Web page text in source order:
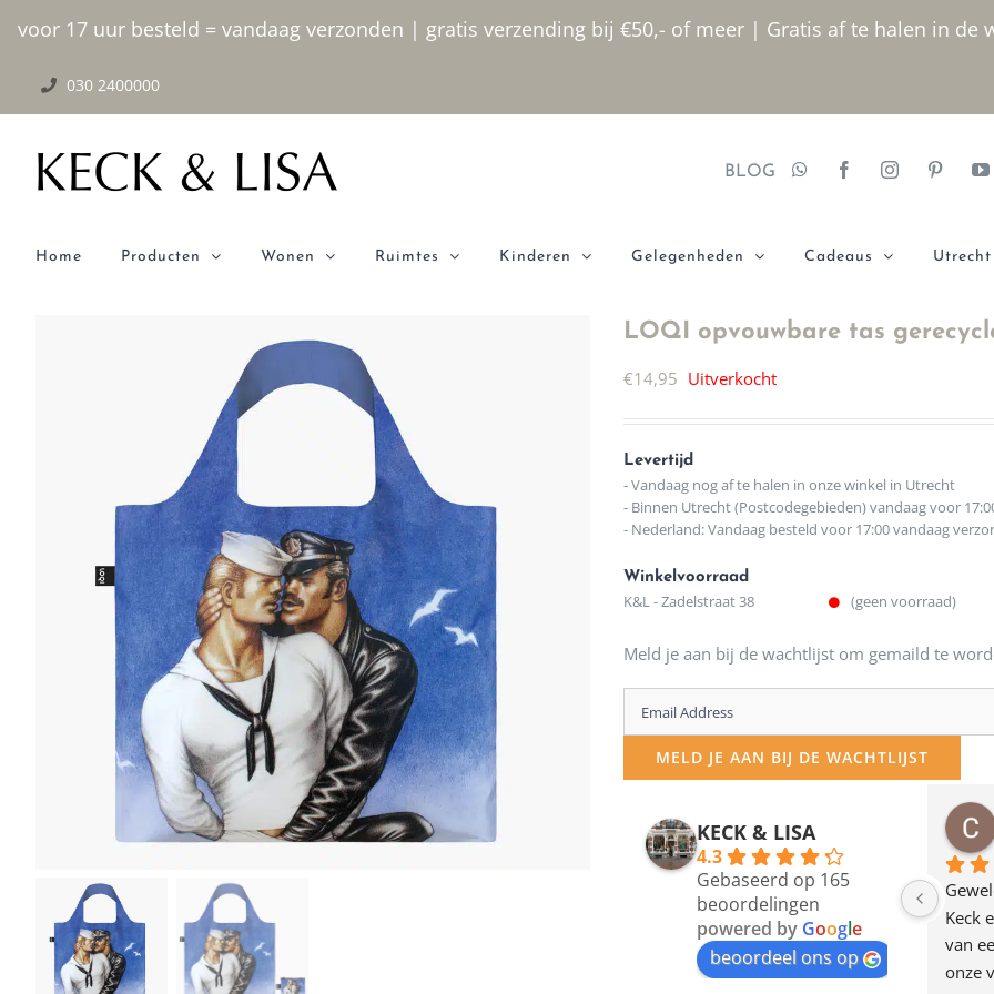
voor 17 uur besteld = vandaag verzonden | gratis verzending bij €50,- of meer | Gratis af te halen in
inhoud
030 2400000
BLOG
Home Producten Wonen Ruimtes Kinderen Gelegenheden Cadeaus Utrecht
LOQI opvouwbare tas
€14,95 Uitverkocht
Levertijd
- Vandaag nog af te halen in onze winkel in Utrecht
- Binnen Utrecht (Postcodegebieden) vandaag voor
- Nederland: Vandaag besteld voor 17:00 vandaag
Winkelvoorraad
K&L - Zadelstraat 38 (geen voorraad)
Meld je aan bij de wachtlijst om gemaild te
Enter
your
email
MELD JE AAN BIJ DE WACHTLIJST
KECK & LISA
4.3
Gebaseerd op 165
beoordelingen
powered by Google
beoordeel ons op
4 maanden geleden 12 maanden geleden
Waarom in hemelsnaam
de woonwinkel op de
klippen  laten lopen? Waar
moeten nu de design
Keck
van
onze